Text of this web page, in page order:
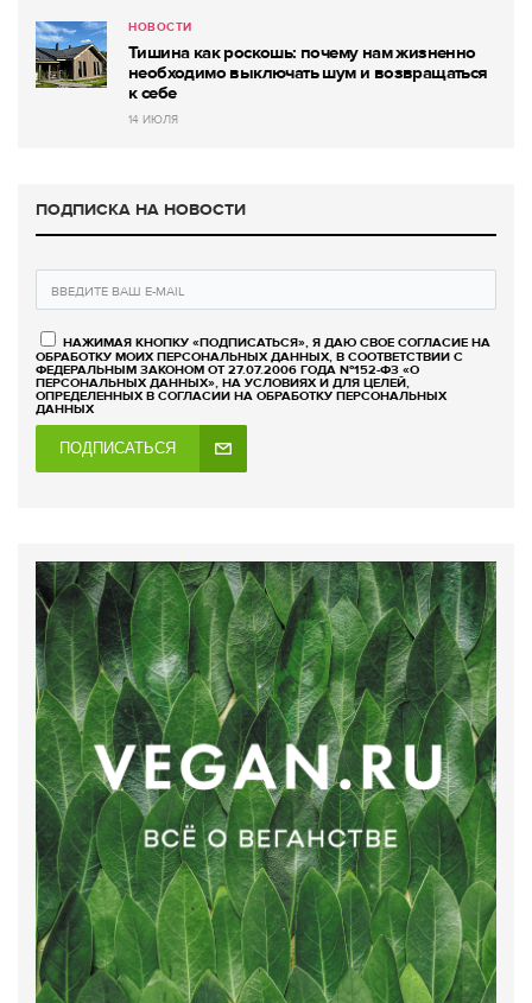
НОВОСТИ
Тишина как роскошь: почему нам жизненно
необходимо выключать шум и возвращаться
к себе
14 ИЮЛЯ
ПОДПИСКА НА НОВОСТИ
НАЖИМАЯ КНОПКУ «ПОДПИСАТЬСЯ», Я ДАЮ СВОЕ СОГЛАСИЕ НА
ОБРАБОТКУ МОИХ ПЕРСОНАЛЬНЫХ ДАННЫХ, В СООТВЕТСТВИИ С
ФЕДЕРАЛЬНЫМ ЗАКОНОМ ОТ 27.07.2006 ГОДА №152-ФЗ «О
ПЕРСОНАЛЬНЫХ ДАННЫХ», НА УСЛОВИЯХ И ДЛЯ ЦЕЛЕЙ,
ОПРЕДЕЛЕННЫХ В СОГЛАСИИ НА ОБРАБОТКУ ПЕРСОНАЛЬНЫХ
ДАННЫХ
ПОДПИСАТЬСЯ